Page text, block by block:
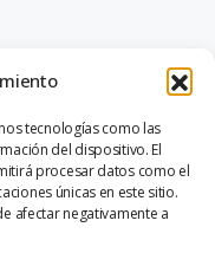
tecnologías como las
del dispositivo. El
procesar datos como el
únicas en este sitio.
afectar negativamente a